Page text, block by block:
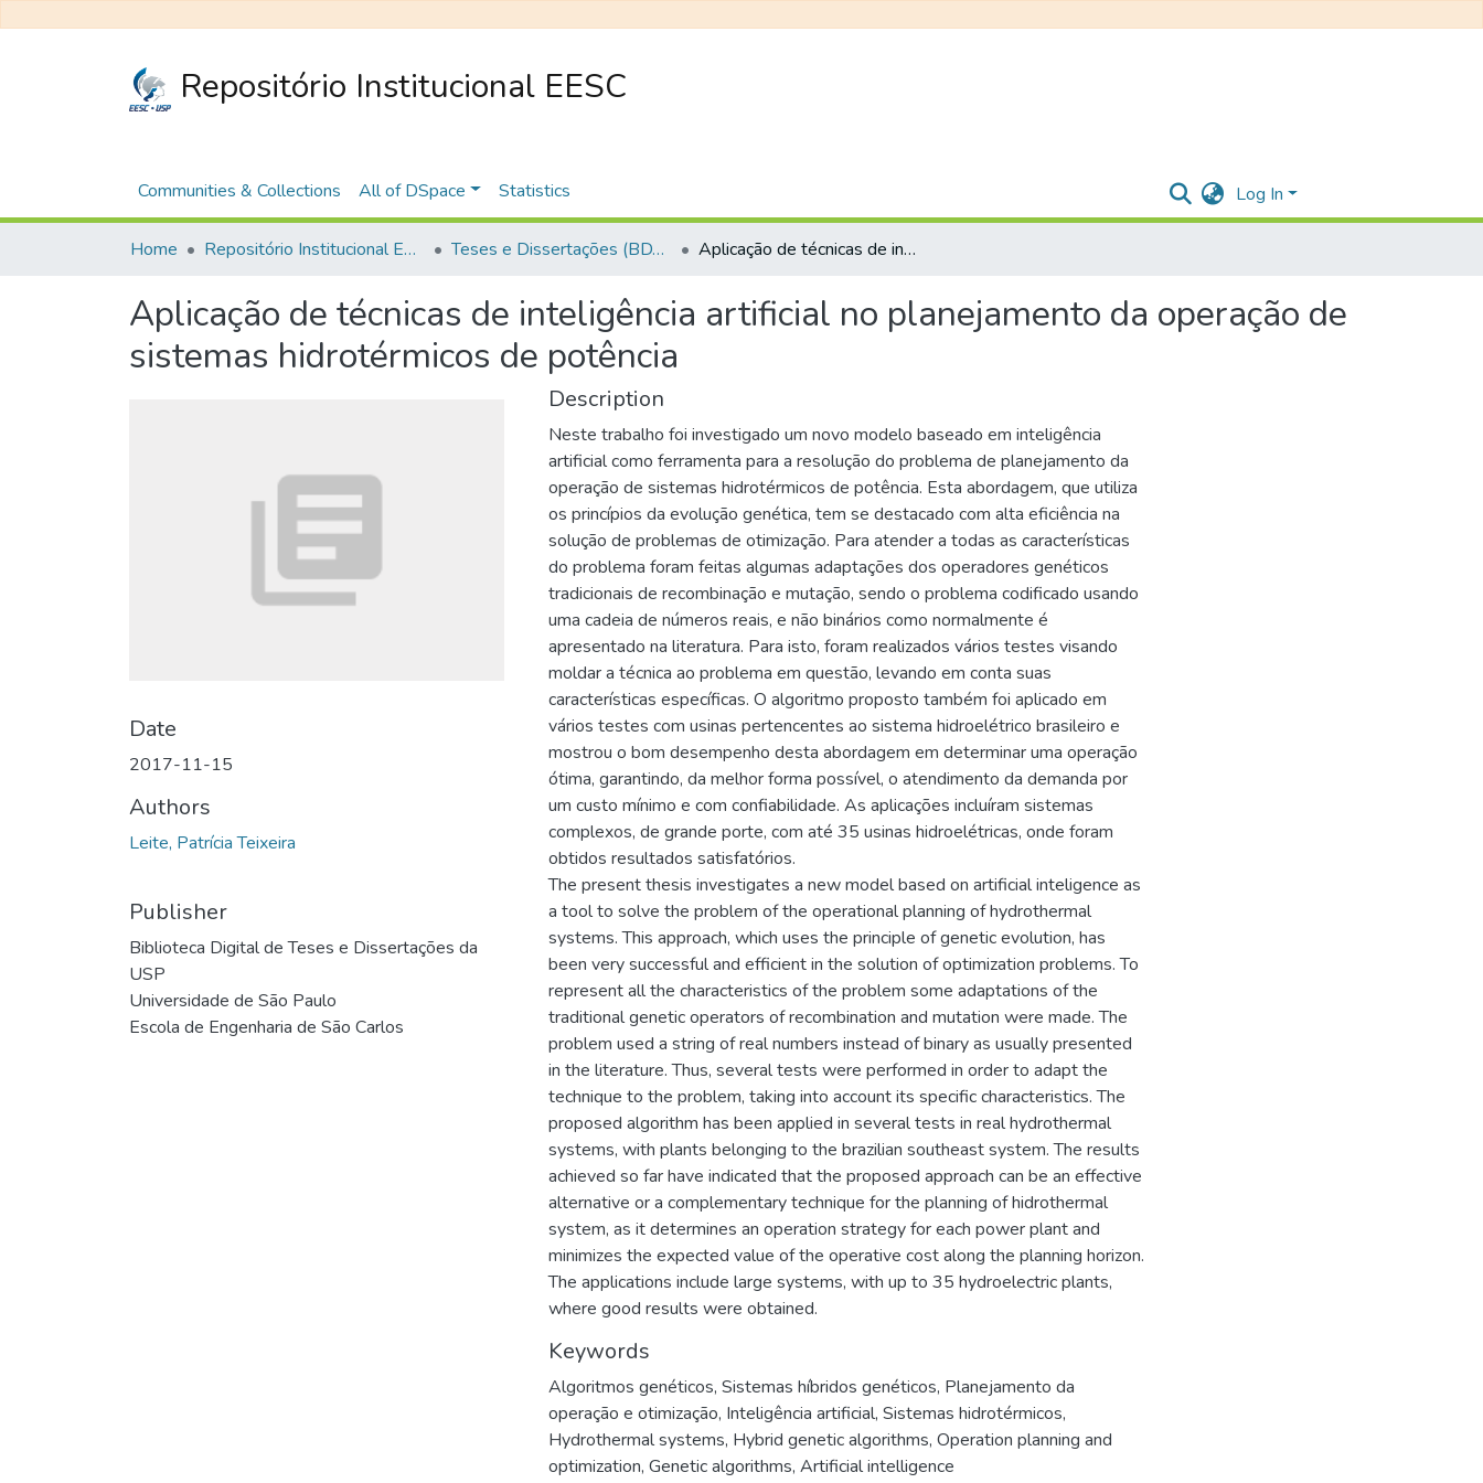
Repositório Institucional EESC
Communities & Collections All of DSpace Statistics Log In
Home Repositório Institucional EESC Teses e Dissertações (BDTD USP) Aplicação de técnicas de inteligência artificial no planejamento da operação de sistemas hidrotérmicos de potência
Aplicação de técnicas de inteligência artificial no planejamento da operação de
sistemas hidrotérmicos de potência
Date
2017-11-15
Authors
Leite, Patrícia Teixeira
Publisher
Biblioteca Digital de Teses e Dissertações da
USP
Universidade de São Paulo
Escola de Engenharia de São Carlos
Description
Neste trabalho foi investigado um novo modelo baseado em inteligência
artificial como ferramenta para a resolução do problema de planejamento da
operação de sistemas hidrotérmicos de potência. Esta abordagem, que utiliza
os princípios da evolução genética, tem se destacado com alta eficiência na
solução de problemas de otimização. Para atender a todas as características
do problema foram feitas algumas adaptações dos operadores genéticos
tradicionais de recombinação e mutação, sendo o problema codificado usando
uma cadeia de números reais, e não binários como normalmente é
apresentado na literatura. Para isto, foram realizados vários testes visando
moldar a técnica ao problema em questão, levando em conta suas
características específicas. O algoritmo proposto também foi aplicado em
vários testes com usinas pertencentes ao sistema hidroelétrico brasileiro e
mostrou o bom desempenho desta abordagem em determinar uma operação
ótima, garantindo, da melhor forma possível, o atendimento da demanda por
um custo mínimo e com confiabilidade. As aplicações incluíram sistemas
complexos, de grande porte, com até 35 usinas hidroelétricas, onde foram
obtidos resultados satisfatórios.
The present thesis investigates a new model based on artificial inteligence as
a tool to solve the problem of the operational planning of hydrothermal
systems. This approach, which uses the principle of genetic evolution, has
been very successful and efficient in the solution of optimization problems. To
represent all the characteristics of the problem some adaptations of the
traditional genetic operators of recombination and mutation were made. The
problem used a string of real numbers instead of binary as usually presented
in the literature. Thus, several tests were performed in order to adapt the
technique to the problem, taking into account its specific characteristics. The
proposed algorithm has been applied in several tests in real hydrothermal
systems, with plants belonging to the brazilian southeast system. The results
achieved so far have indicated that the proposed approach can be an effective
alternative or a complementary technique for the planning of hidrothermal
system, as it determines an operation strategy for each power plant and
minimizes the expected value of the operative cost along the planning horizon.
The applications include large systems, with up to 35 hydroelectric plants,
where good results were obtained.
Keywords
Algoritmos genéticos, Sistemas híbridos genéticos, Planejamento da
operação e otimização, Inteligência artificial, Sistemas hidrotérmicos,
Hydrothermal systems, Hybrid genetic algorithms, Operation planning and
optimization, Genetic algorithms, Artificial intelligence